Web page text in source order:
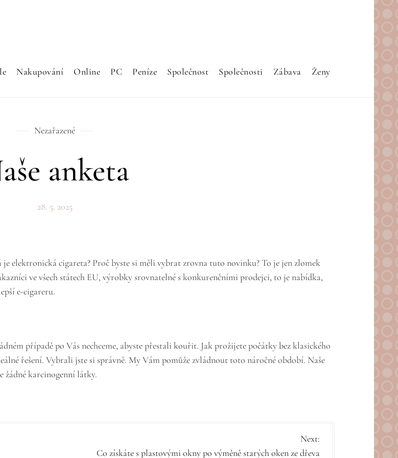
Nakupování Online PC Peníze Společnost Společnosti Zábava Ženy
Nezařazené
anketa
28. 5. 2025
jeelektronická cigareta? Proč byste si měli vybrat zrovna tuto novinku? To je jen zlomek
ve všech státech EU, výrobky srovnatelné s konkurenčními prodejci, to je nabídka,
e-cigareru.
případě po Vás nechceme, abyste přestali kouřit. Jak prožijete počátky bez klasického
řešení. Vybrali jste si správně. My Vám pomůže zvládnout toto náročné období. Naše
žádné karcinogenní látky.
Next:
Co získáte s plastovými okny po výměně starých oken ze dřeva